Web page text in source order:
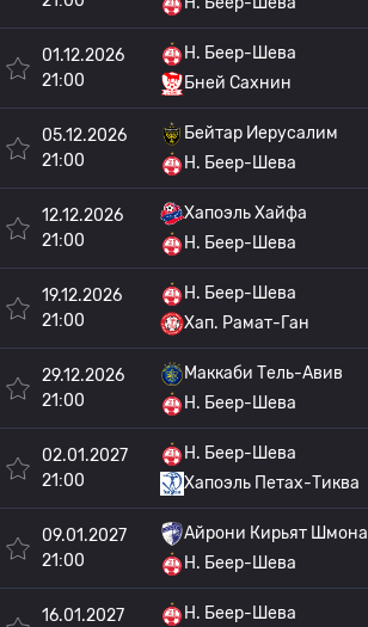
01.12.2026
21:00
H. Беер-Шева
Бней Сахнин
05.12.2026
21:00
Бейтар Иерусалим
H. Беер-Шева
12.12.2026
21:00
Хапоэль Хайфа
H. Беер-Шева
19.12.2026
21:00
H. Беер-Шева
Хап. Рамат-Ган
29.12.2026
21:00
Маккаби Тель-Авив
H. Беер-Шева
02.01.2027
21:00
H. Беер-Шева
Хапоэль Петах-Тиква
09.01.2027
21:00
Айрони Кирьят Шмона
H. Беер-Шева
16.01.2027
H. Беер-Шева